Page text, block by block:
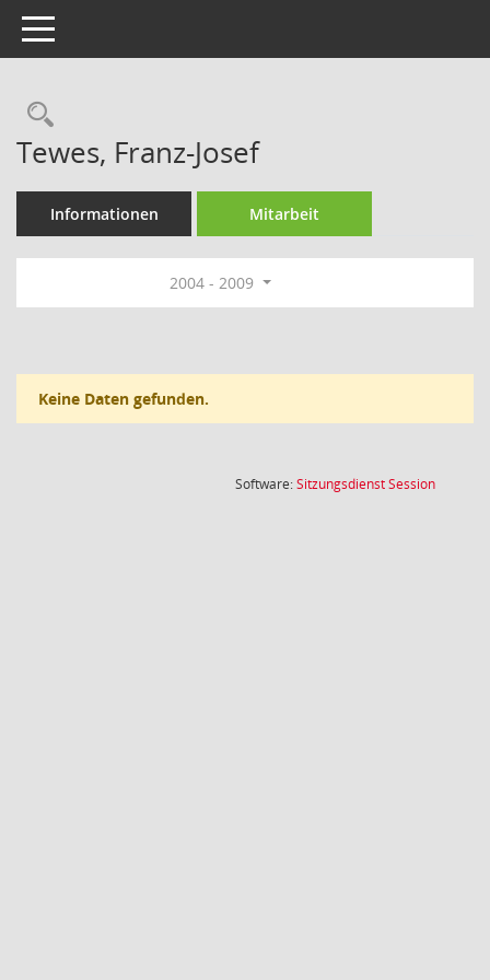
Toggle navigation
Rechercheauswahl
Tewes, Franz-Josef
Informationen Mitarbeit
2004 - 2009
Keine Daten gefunden.
Software:SitzungsdienstSession(Wird in